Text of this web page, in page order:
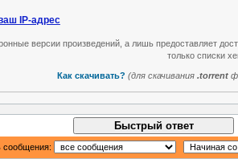
IP-адрес
версии произведений, а лишь предоставляет
только списки
Как скачивать? (для скачивания.torrent
Быстрый ответ
сообщения: